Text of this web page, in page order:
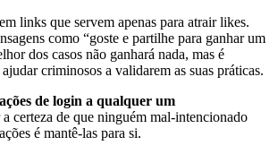
links que servem apenas para atrair likes.
como “goste e partilhe para ganhar um
dos casos não ganhará nada, mas é
criminosos a validarem as suas práticas.
de login a qualquer um
certeza de que ninguém mal-intencionado
é mantê-las para si.